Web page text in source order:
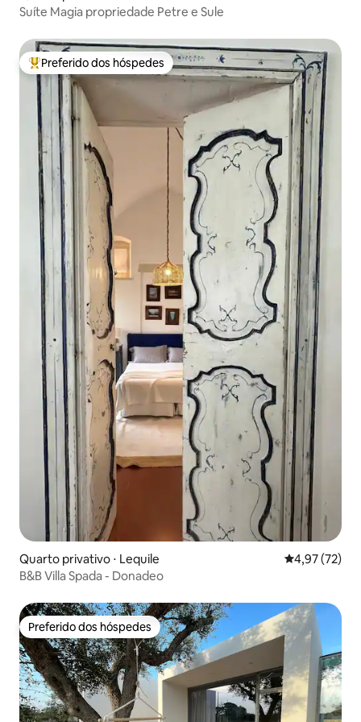
Suíte Magia propriedade Petre e Sule
Entre os melhores preferidos dos hóspedes
Preferido dos hóspedes
Quarto privativo ⋅ Lequile 4,97 de uma
4,97 (72)
B&B Villa Spada - Donadeo
Preferido dos hóspedes
Preferido dos hóspedes